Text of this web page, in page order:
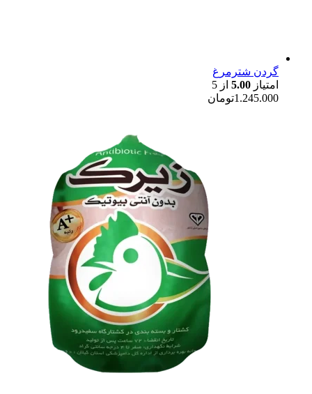
گردن شترمرغ
امتیاز 5.00 از 5
1.245.000تومان